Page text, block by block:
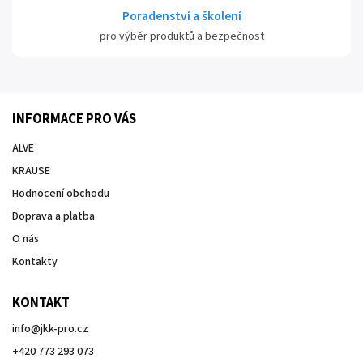
Poradenství a školení
pro výběr produktů a bezpečnost
INFORMACE PRO VÁS
ALVE
KRAUSE
Hodnocení obchodu
Doprava a platba
O nás
Kontakty
KONTAKT
info@jkk-pro.cz
+420 773 293 073